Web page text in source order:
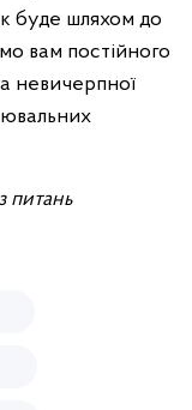
буде шляхом до
вам постійного
невичерпної
питань